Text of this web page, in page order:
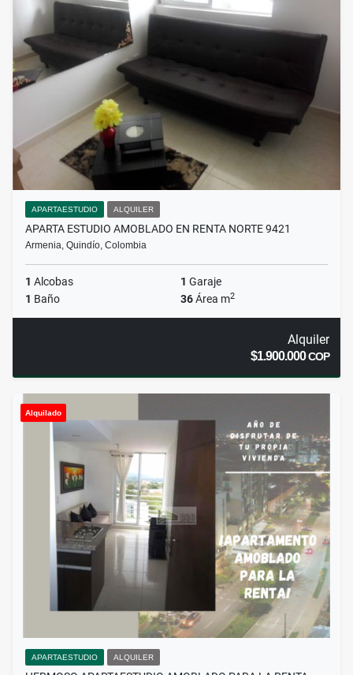
APARTAESTUDIO ALQUILER
APARTA ESTUDIO AMOBLADO EN RENTA NORTE 9421
Armenia, Quindío, Colombia
1 Alcobas 1 Garaje
1 Baño 36Área m2
Alquiler
$1.900.000COP
Alquilado
APARTAESTUDIO ALQUILER